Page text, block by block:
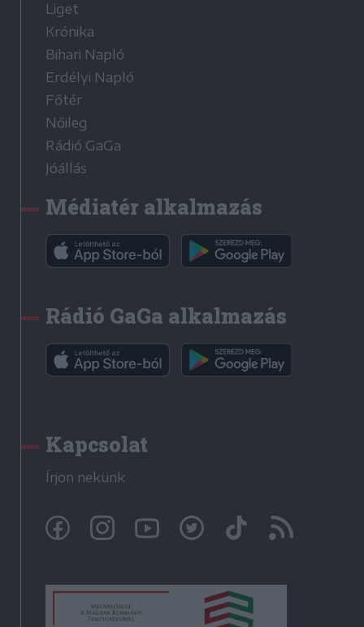
Liget
Krónika
Bihari Napló
Erdélyi Napló
Főtér
Nőileg
Rádió GaGa
Jóállás
Médiatér alkalmazás
Rádió GaGa alkalmazás
Kapcsolat
Írjon nekünk